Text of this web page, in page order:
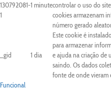
130792081-
1
1 minutecontrolar o uso do
cookies armazenam
número gerado
_gid 1 dia
Este cookie é
para armazenar
e ajuda na criação de
saindo. Os dados
fonte de onde vieram
Funcional